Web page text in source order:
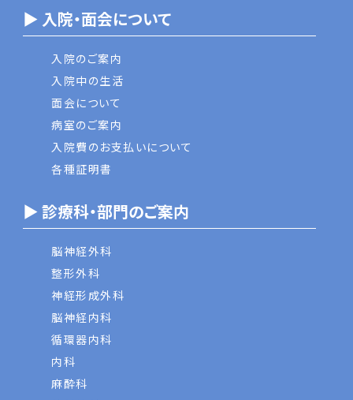
▶ 入院・面会について
入院のご案内
入院中の生活
面会について
病室のご案内
入院費のお支払いについて
各種証明書
▶ 診療科・部門のご案内
脳神経外科
整形外科
神経形成外科
脳神経内科
循環器内科
内科
麻酔科